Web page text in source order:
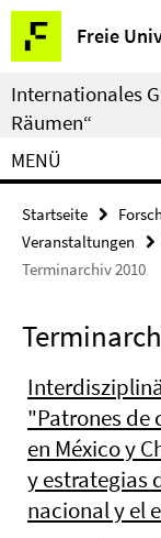
Springe
direkt
zu
Inhalt
Freie
Service-
Navigation
Internationales
Räumen“
MENÜ
Startseite
Veranstaltungen
Terminarchiv 2010
"Patrones de
en México y
y estrategias
nacional y el